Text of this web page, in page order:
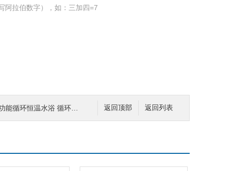
阿拉伯数字），如：三加四=7
返回列表
返回顶部
浴 循环恒温水浴 超级循环恒温水浴